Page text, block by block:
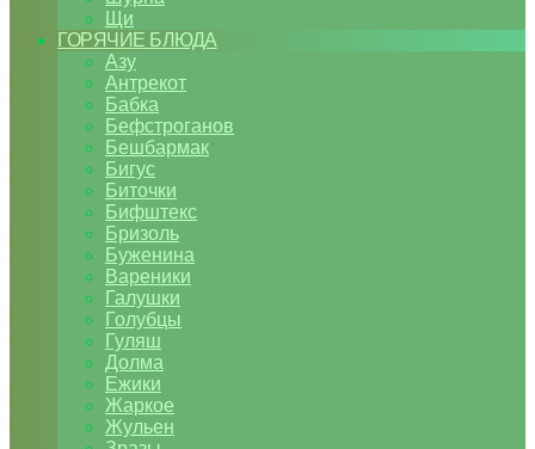
Щи
ГОРЯЧИЕ БЛЮДА
Азу
Антрекот
Бабка
Бефстроганов
Бешбармак
Бигус
Биточки
Бифштекс
Бризоль
Буженина
Вареники
Галушки
Голубцы
Гуляш
Долма
Ежики
Жаркое
Жульен